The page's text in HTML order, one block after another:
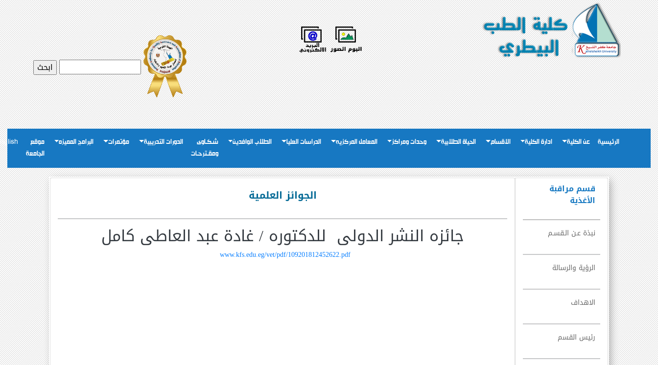
الرئيسية عن الكلية ادارة الكلية الاقسام الحياة الطلابية وحدات ومراكز المعامل المركزيه الدراسات العليا الطلاب الوافدين
شـكـاوى
ومقـترحـات
الدورات التدريبية مؤتمرات البرامج المميزه
موقع
الجامعة
قسم مراقبة
الأغذية
نبذة عـن الـقسـم
الرؤية والرسالة
الاهداف
رئيس القسم
الجوائز العلمية
جائزه النشر الدولى للدكتوره / غادة عبد العاطى كامل
www.kfs.edu.eg/vet/pdf/109201812452622.pdf